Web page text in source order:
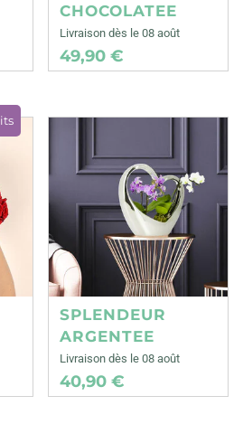
CHOCOLATEE
Livraison dès le 08 août
49,90 €
SPLENDEUR
ARGENTEE
Livraison dès le 08 août
40,90 €